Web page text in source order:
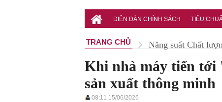
DIỄN ĐÀN CHÍNH SÁCH TIÊU
TRANG CHỦ Năng suất Chất
Khi nhà máy tiến tới
sản xuất thông minh
08:11 15/06/2026